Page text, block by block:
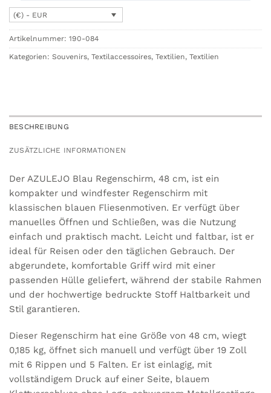
(€) - EUR
Artikelnummer: 190-084
Kategorien: Souvenirs, Textilaccessoires, Textilien, Textilien
BESCHREIBUNG
ZUSÄTZLICHE INFORMATIONEN
Der AZULEJO Blau Regenschirm, 48 cm, ist ein
kompakter und windfester Regenschirm mit
klassischen blauen Fliesenmotiven. Er verfügt über
manuelles Öffnen und Schließen, was die Nutzung
einfach und praktisch macht. Leicht und faltbar, ist er
ideal für Reisen oder den täglichen Gebrauch. Der
abgerundete, komfortable Griff wird mit einer
passenden Hülle geliefert, während der stabile Rahmen
und der hochwertige bedruckte Stoff Haltbarkeit und
Stil garantieren.
Dieser Regenschirm hat eine Größe von 48 cm, wiegt
0,185 kg, öffnet sich manuell und verfügt über 19 Zoll
mit 6 Rippen und 5 Falten. Er ist einlagig, mit
vollständigem Druck auf einer Seite, blauem